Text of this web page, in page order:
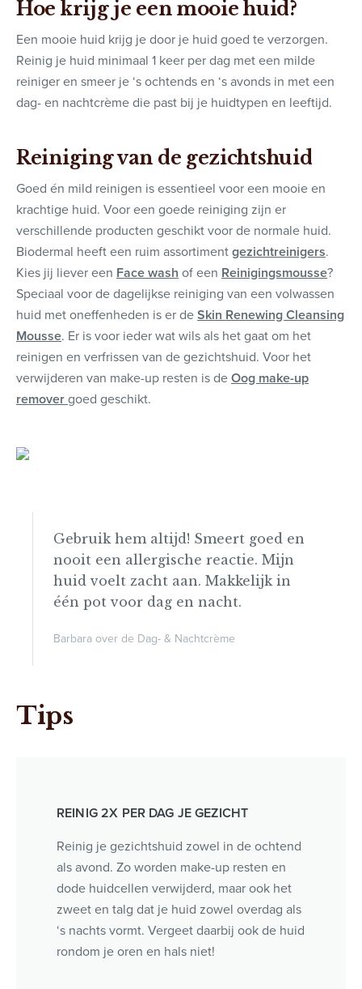
Hoe krijg je een mooie huid?
Een mooie huid krijg je door je huid goed te verzorgen.
Reinig je huid minimaal 1 keer per dag met een milde
reiniger en smeer je ‘s ochtends en ‘s avonds in met een
dag- en nachtcrème die past bij je huidtypen en leeftijd.
Reiniging van de gezichtshuid
Goed én mild reinigen is essentieel voor een mooie en
krachtige huid. Voor een goede reiniging zijn er
verschillende producten geschikt voor de normale huid.
Biodermal heeft een ruim assortimentgezichtreinigers.
Kies jij liever een Face wash of een Reinigingsmousse?
Speciaal voor de dagelijkse reiniging van een volwassen
huid met oneffenheden is er deSkin Renewing Cleansing
Mousse. Er is voor ieder wat wils als het gaat om het
reinigen en verfrissen van de gezichtshuid. Voor het
verwijderen van make-up resten is deOog make-up
removergoed geschikt.
Gebruik hem altijd! Smeert goed en
nooit een allergische reactie. Mijn
huid voelt zacht aan. Makkelijk in
één pot voor dag en nacht.
Barbara over de Dag- & Nachtcrème
Tips
REINIG 2X PER DAG JE GEZICHT
Reinig je gezichtshuid zowel in de ochtend
als avond. Zo worden make-up resten en
dode huidcellen verwijderd, maar ook het
zweet en talg dat je huid zowel overdag als
‘s nachts vormt. Vergeet daarbij ook de huid
rondom je oren en hals niet!